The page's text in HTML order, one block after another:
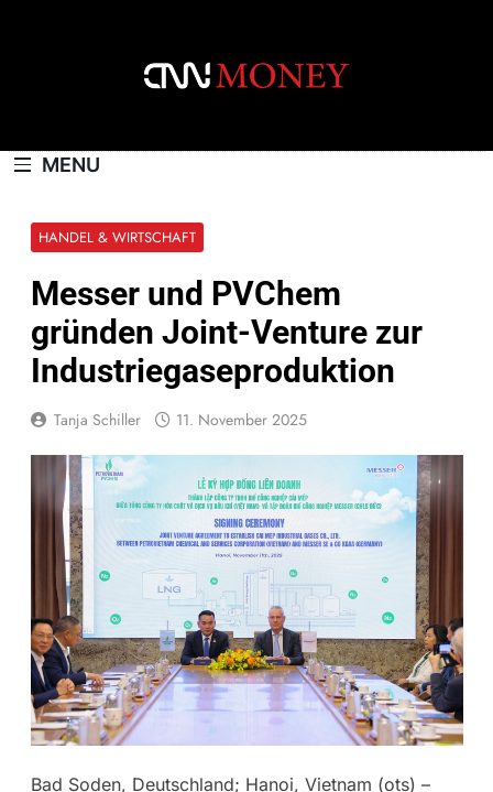
MENU
HANDEL & WIRTSCHAFT
Messer und PVChem
gründen Joint-Venture zur
Industriegaseproduktion
Tanja Schiller 11. November 2025
Bad Soden, Deutschland; Hanoi, Vietnam (ots) –